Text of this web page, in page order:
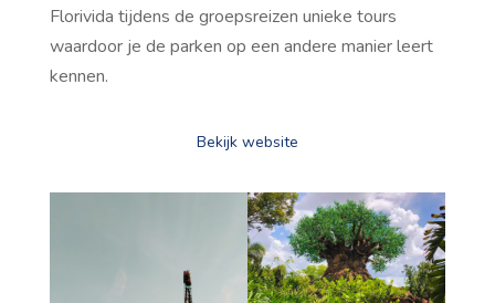
Florivida tijdens de groepsreizen unieke tours
waardoor je de parken op een andere manier leert
kennen.
Bekijk website